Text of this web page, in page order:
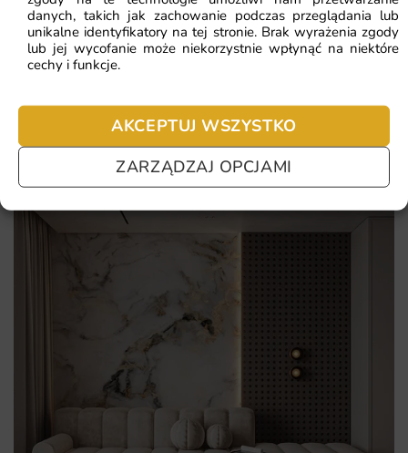
danych, takich jak zachowanie podczas przeglądania lub
unikalne identyfikatory na tej stronie. Brak wyrażenia zgody
lub jej wycofanie może niekorzystnie wpłynąć na niektóre
cechy i funkcje.
AKCEPTUJ WSZYSTKO
ZARZĄDZAJ OPCJAMI
Możliwość zamówienia na wymiar, co umożliwia
perfekcyjne dopasowanie do przestrzeni.
Najczęściej zadawane pytania
Pomagamy i doradzamy przy każdym zakupie. Ale jeżeli
nie chcesz czekać – sprawdź najczęściej zadawane pytania.